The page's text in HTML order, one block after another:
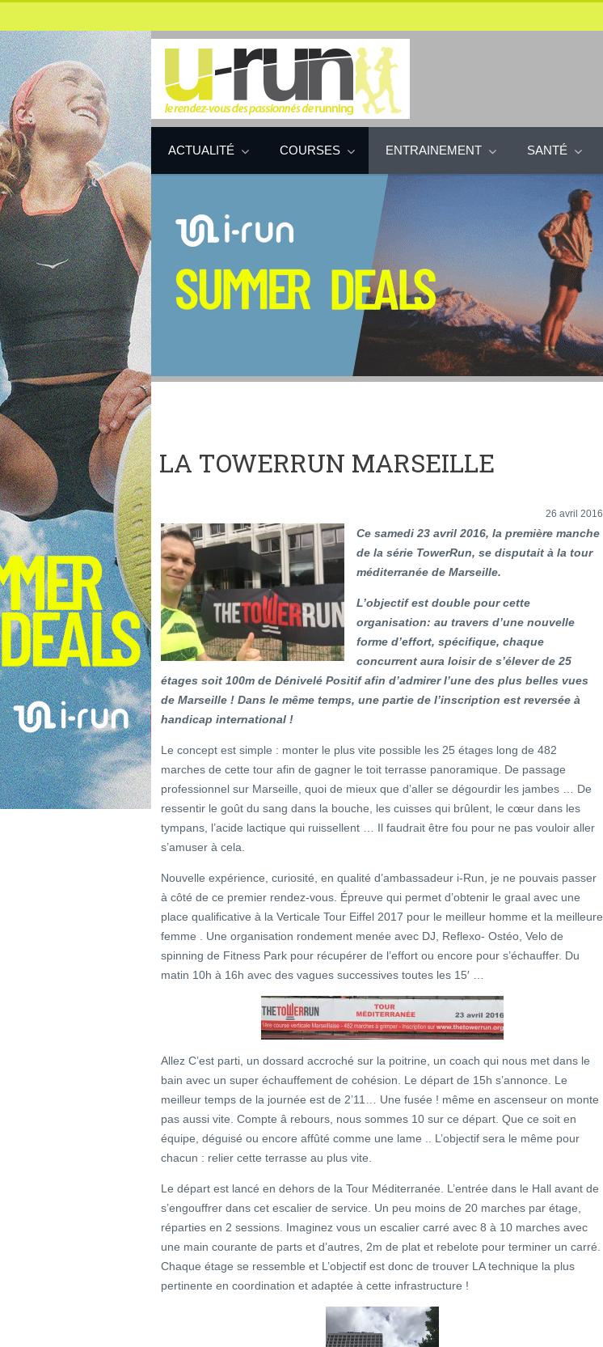
ACTUALITÉ COURSES ENTRAINEMENT SANTÉ
LA TOWERRUN MARSEILLE
26 avril 2016
Ce samedi 23 avril 2016, la première manche
de la série TowerRun, se disputait à la tour
méditerranée de Marseille.
L’objectif est double pour cette
organisation: au travers d’une nouvelle
forme d’effort, spécifique, chaque
concurrent aura loisir de s’élever de 25
étages soit 100m de Dénivelé Positif afin d’admirer l’une des plus belles vues
de Marseille ! Dans le même temps, une partie de l’inscription est reversée à
handicap international !
Le concept est simple : monter le plus vite possible les 25 étages long de 482
marches de cette tour afin de gagner le toit terrasse panoramique. De passage
professionnel sur Marseille, quoi de mieux que d’aller se dégourdir les jambes … De
ressentir le goût du sang dans la bouche, les cuisses qui brûlent, le cœur dans les
tympans, l’acide lactique qui ruissellent … Il faudrait être fou pour ne pas vouloir aller
s’amuser à cela.
Nouvelle expérience, curiosité, en qualité d’ambassadeur i-Run, je ne pouvais passer
à côté de ce premier rendez-vous. Épreuve qui permet d’obtenir le graal avec une
place qualificative à la Verticale Tour Eiffel 2017 pour le meilleur homme et la meilleure
femme . Une organisation rondement menée avec DJ, Reflexo- Ostéo, Velo de
spinning de Fitness Park pour récupérer de l’effort ou encore pour s’échauffer. Du
matin 10h à 16h avec des vagues successives toutes les 15′ …
Allez C’est parti, un dossard accroché sur la poitrine, un coach qui nous met dans le
bain avec un super échauffement de cohésion. Le départ de 15h s’annonce. Le
meilleur temps de la journée est de 2’11… Une fusée ! même en ascenseur on monte
pas aussi vite. Compte â rebours, nous sommes 10 sur ce départ. Que ce soit en
équipe, déguisé ou encore affûté comme une lame .. L’objectif sera le même pour
chacun : relier cette terrasse au plus vite.
Le départ est lancé en dehors de la Tour Méditerranée. L’entrée dans le Hall avant de
s’engouffrer dans cet escalier de service. Un peu moins de 20 marches par étage,
réparties en 2 sessions. Imaginez vous un escalier carré avec 8 à 10 marches avec
une main courante de parts et d’autres, 2m de plat et rebelote pour terminer un carré.
Chaque étage se ressemble et L’objectif est donc de trouver LA technique la plus
pertinente en coordination et adaptée à cette infrastructure !